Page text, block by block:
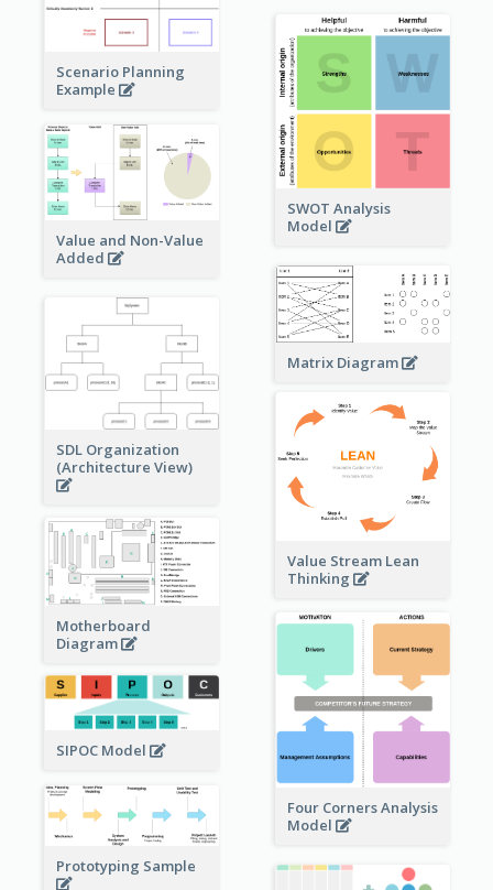
Scenario Planning
Example
SWOT Analysis
Model
Value and Non-Value
Added
Matrix Diagram
SDL Organization
(Architecture View)
Value Stream Lean
Thinking
Motherboard
Diagram
Four Corners Analysis
Model
SIPOC Model
Prototyping Sample